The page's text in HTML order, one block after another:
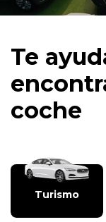
Te
coche
Turismo